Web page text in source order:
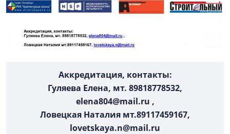
Аккредитация, контакты:
Гуляева Елена, мт. 89818778532,
elena804@mail.ru ,
Ловецкая Наталия мт.89117459167,
lovetskaya.n@mail.ru